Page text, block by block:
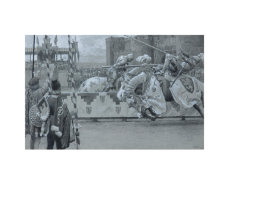
J'accepte lestermes et conditions
* Champ obligatoire
Nom
Prénom
Statut / Organisation